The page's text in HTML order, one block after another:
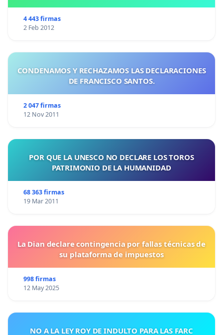
4 443 firmas
2 Feb 2012
CONDENAMOS Y RECHAZAMOS LAS DECLARACIONES
DE FRANCISCO SANTOS.
2 047 firmas
12 Nov 2011
POR QUE LA UNESCO NO DECLARE LOS TOROS
PATRIMONIO DE LA HUMANIDAD
68 363 firmas
19 Mar 2011
La Dian declare contingencia por fallas técnicas de
su plataforma de impuestos
998 firmas
12 May 2025
NO A LA LEY ROY DE INDULTO PARA LAS FARC